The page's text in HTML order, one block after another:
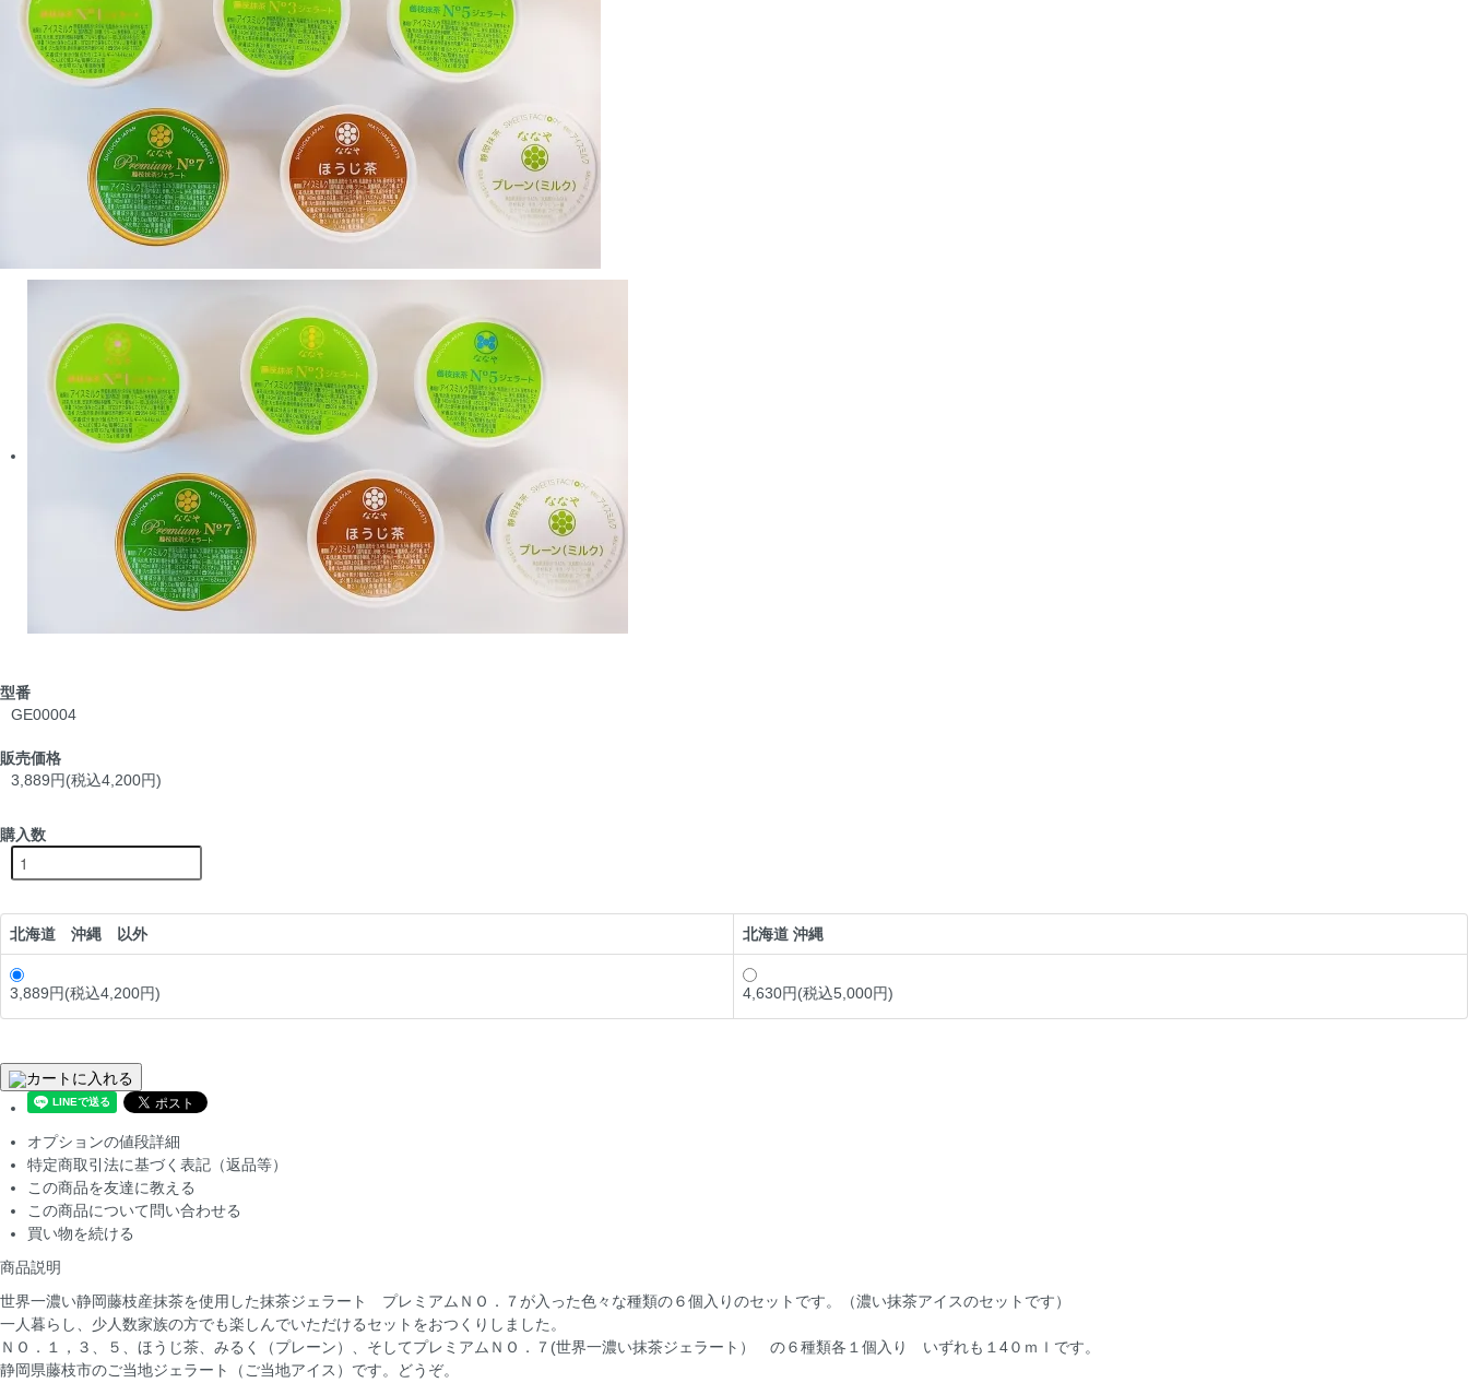
型番
GE00004
販売価格
3,889円(税込4,200円)
購入数
北海道 沖縄 以外 北海道 沖縄
3,889円(税込4,200円) 4,630円(税込5,000円)
カートに入れる
オプションの値段詳細
特定商取引法に基づく表記（返品等）
この商品を友達に教える
この商品について問い合わせる
買い物を続ける
商品説明
世界一濃い静岡藤枝産抹茶を使用した抹茶ジェラート プレミアムＮＯ．７が入った色々な種類の６個入りのセットです。（濃い抹茶アイスのセットです）
一人暮らし、少人数家族の方でも楽しんでいただけるセットをおつくりしました。
ＮＯ．１，３、５、ほうじ茶、みるく（プレーン）、そしてプレミアムＮＯ．７(世界一濃い抹茶ジェラート） の６種類各１個入り いずれも１4０ｍｌです。
静岡県藤枝市のご当地ジェラート（ご当地アイス）です。どうぞ。